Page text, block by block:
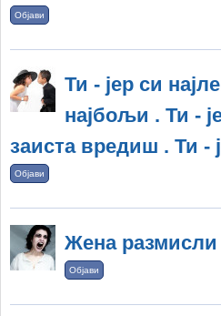
Објави
Ти - јер си
најбољи . Ти -
заиста вредиш . Ти -
Објави
Жена
Објави